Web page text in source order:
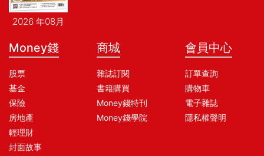
2026 年08月
Money錢
股票
基金
保險
房地產
輕理財
封面故事
商城
雜誌訂閱
書籍購買
Money錢特刊
Money錢學院
會員中心
訂單查詢
購物車
電子雜誌
隱私權聲明